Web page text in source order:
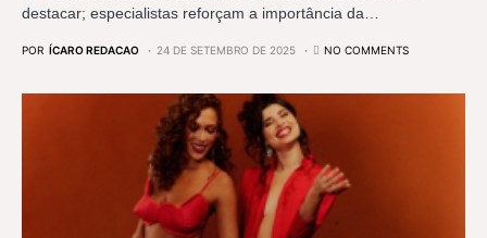
destacar; especialistas reforçam a importância da…
POR ÍCARO REDACAO 24 DE SETEMBRO DE 2025 NO COMMENTS